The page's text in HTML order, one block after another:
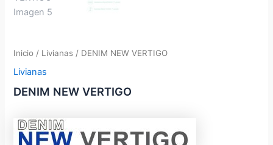
Inicio / Livianas / DENIM NEW VERTIGO
Livianas
DENIM NEW VERTIGO